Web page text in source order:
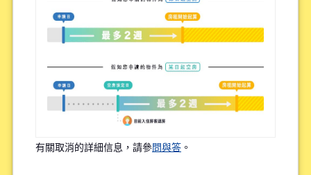
周邊環境
語言環境
Share House內的頻繁互動程度
物件設備的新舊程度
有關取消的詳細信息，請參問與答 。